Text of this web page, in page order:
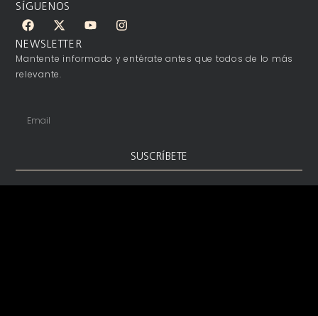
SÍGUENOS
NEWSLETTER
Mantente informado y entérate antes que todos de lo más
relevante.
SUSCRÍBETE